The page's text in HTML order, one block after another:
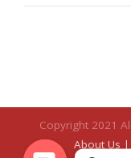
Copyright 2021
About Us |